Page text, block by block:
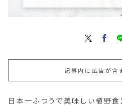
記事内に広告が含
日本一ふつうで美味しい植野